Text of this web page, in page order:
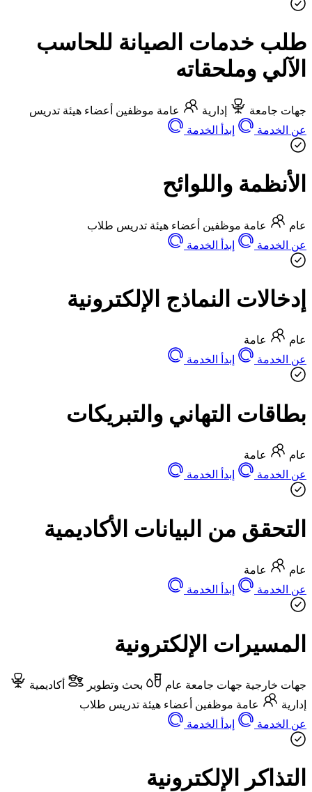
طلب خدمات الصيانة للحاسب
الآلي وملحقاته
جهات جامعة إدارية عامة موظفين
أعضاء هيئة تدريس
عن الخدمة
إبدأ الخدمة
الأنظمة واللوائح
عام عامة موظفين أعضاء هيئة تدريس طلاب
عن الخدمة
إبدأ الخدمة
إدخالات النماذج الإلكترونية
عام
عامة
عن الخدمة
إبدأ الخدمة
بطاقات التهاني والتبريكات
عام
عامة
عن الخدمة
إبدأ الخدمة
التحقق من البيانات الأكاديمية
عام
عامة
عن الخدمة
إبدأ الخدمة
المسيرات الإلكترونية
جهات خارجية جهات جامعة عام بحث وتطوير
أكاديمية
إدارية
عامة موظفين أعضاء هيئة تدريس طلاب
عن الخدمة
إبدأ الخدمة
التذاكر الإلكترونية